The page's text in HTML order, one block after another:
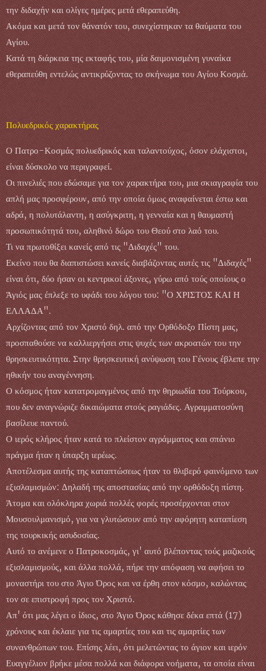
την διδαχήν και ολίγες ημέρες μετά εθεραπεύθη.
Ακόμα και μετά τον θάνατόν του, συνεχίστηκαν τα θαύματα του
Αγίου.
Κατά τη διάρκεια της εκταφής του, μία δαιμονισμένη γυναίκα
εθεραπεύθη εντελώς αντικρύζοντας το σκήνωμα του Αγίου Κοσμά.
Πολυεδρικός χαρακτήρας
Ο Πατρο-Κοσμάς πολυεδρικός και ταλαντούχος, όσον ελάχιστοι,
είναι δύσκολο να περιγραφεί.
Οι πινελιές που εδώσαμε για τον χαρακτήρα του, μια σκιαγραφία του
απλή μας προσφέρουν, από την οποία όμως αναφαίνεται έστω και
αδρά, η πολυτάλαντη, η ασύγκριτη, η γενναία και η θαυμαστή
προσωπικότητά του, αληθινό δώρο του Θεού στο λαό του.
Τι να πρωτοθίξει κανείς από τις "Διδαχές" του.
Εκείνο που θα διαπιστώσει κανείς διαβάζοντας αυτές τις "Διδαχές"
είναι ότι, δύο ήσαν οι κεντρικοί άξονες, γύρω από τούς οποίους ο
Άγιός μας έπλεξε το υφάδι του λόγου του: "Ο ΧΡΙΣΤΟΣ ΚΑΙ Η
ΕΛΛΑΔΑ".
Αρχίζοντας από τον Χριστό δηλ. από την Ορθόδοξο Πίστη μας,
προσπαθούσε να καλλιεργήσει στις ψυχές των ακροατών του την
θρησκευτικότητα. Στην θρησκευτική ανύψωση του Γένους έβλεπε την
ηθικήν του αναγέννηση.
Ο κόσμος ήταν κατατρομαγμένος από την θηριωδία του Τούρκου,
που δεν αναγνώριζε δικαιώματα στούς ραγιάδες. Αγραμματοσύνη
βασίλευε παντού.
Ο ιερός κλήρος ήταν κατά το πλείστον αγράμματος και σπάνιο
πράγμα ήταν η ύπαρξη ιερέως.
Αποτέλεσμα αυτής της καταπτώσεως ήταν το θλιβερό φαινόμενο των
εξισλαμισμών: Δηλαδή της αποστασίας από την ορθόδοξη πίστη.
Άτομα και ολόκληρα χωριά πολλές φορές προσέρχονται στον
Μουσουλμανισμό, για να γλυτώσουν από την αφόρητη καταπίεση
της τουρκικής ασυδοσίας.
Αυτό το ανέμενε ο Πατροκοσμάς, γι' αυτό βλέποντας τούς μαζικούς
εξισλαμισμούς, και άλλα πολλά, πήρε την απόφαση να αφήσει το
μοναστήρι του στο Άγιο Όρος και να έρθη στον κόσμο, καλώντας
τον σε επιστροφή προς τον Χριστό.
Απ' ότι μας λέγει ο ίδιος, στο Άγιο Όρος κάθησε δέκα επτά (17)
χρόνους και έκλαιε για τις αμαρτίες του και τις αμαρτίες των
συνανθρώπων του. Επίσης λέει, ότι μελετώντας το άγιον και ιερόν
Ευαγγέλιον βρήκε μέσα πολλά και διάφορα νοήματα, τα οποία είναι